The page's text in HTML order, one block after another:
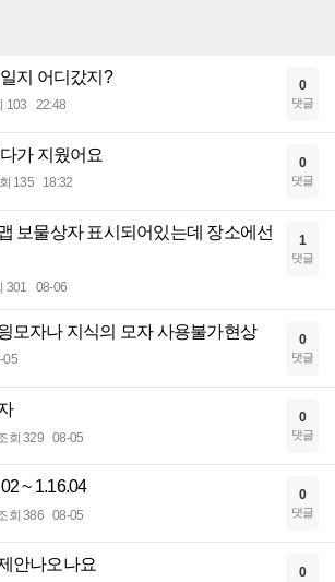
지 어디갔지?
103 22:48
0
댓글
가 지웠어요
135 18:32
0
댓글
보물상자 표시되어있는데 장소에선
301 08-06
1
댓글
모자나 지식의 모자 사용불가현상
05
0
댓글
회 329 08-05
0
댓글
~ 1.16.04
회 386 08-05
0
댓글
안나오나요 0